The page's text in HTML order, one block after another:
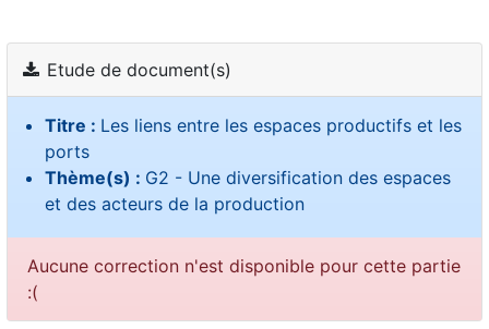
Etude de document(s)
Titre : Les liens entre les espaces productifs et les
ports
Thème(s) : G2 - Une diversification des espaces
et des acteurs de la production
Aucune correction n'est disponible pour cette partie
:(